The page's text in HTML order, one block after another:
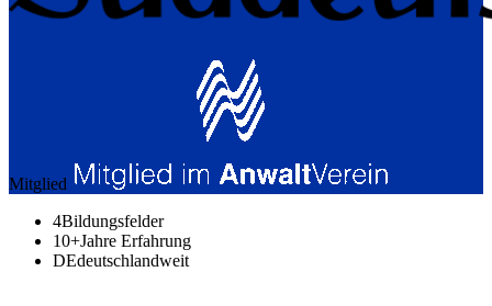
Mitglied
4Bildungsfelder
10+Jahre Erfahrung
DEdeutschlandweit